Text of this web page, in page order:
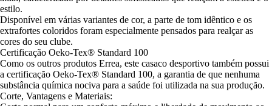
estilo.
Disponível em várias variantes de cor, a parte de tom idêntico e os
extrafortes coloridos foram especialmente pensados para realçar as
cores do seu clube.
Certificação Oeko-Tex® Standard 100
Como os outros produtos Errea, este casaco desportivo também possui
a certificação Oeko-Tex® Standard 100, a garantia de que nenhuma
substância química nociva para a saúde foi utilizada na sua produção.
Corte, Vantagens e Materiais: